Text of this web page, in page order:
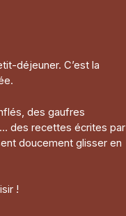
déjeuner. C’est la
des gaufres
des recettes écrites par
doucement glisser en
!